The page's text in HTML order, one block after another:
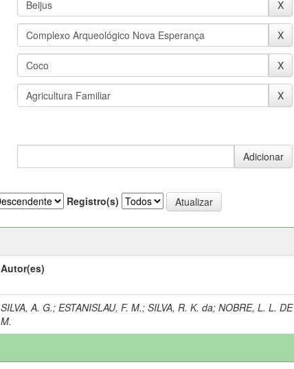
Registro(s)
Autor(es)
SILVA, A. G.;ESTANISLAU, F. M.;SILVA, R. K. da;NOBRE, L. L. DE
M.